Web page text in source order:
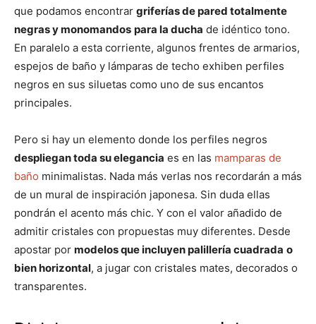
que podamos encontrar griferías de pared totalmente
negras y monomandos para la ducha de idéntico tono.
En paralelo a esta corriente, algunos frentes de armarios,
espejos de baño y lámparas de techo exhiben perfiles
negros en sus siluetas como uno de sus encantos
principales.
Pero si hay un elemento donde los perfiles negros
despliegan toda su elegancia es en las mamparas de
baño minimalistas. Nada más verlas nos recordarán a más
de un mural de inspiración japonesa. Sin duda ellas
pondrán el acento más chic. Y con el valor añadido de
admitir cristales con propuestas muy diferentes. Desde
apostar por modelos que incluyen palillería cuadrada o
bien horizontal, a jugar con cristales mates, decorados o
transparentes.